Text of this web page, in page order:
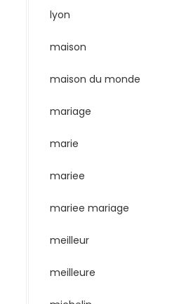
lyon
maison
maison du monde
mariage
marie
mariee
mariee mariage
meilleur
meilleure